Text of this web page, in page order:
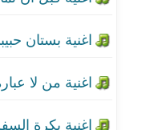
اغنية
اغنية
اغنية